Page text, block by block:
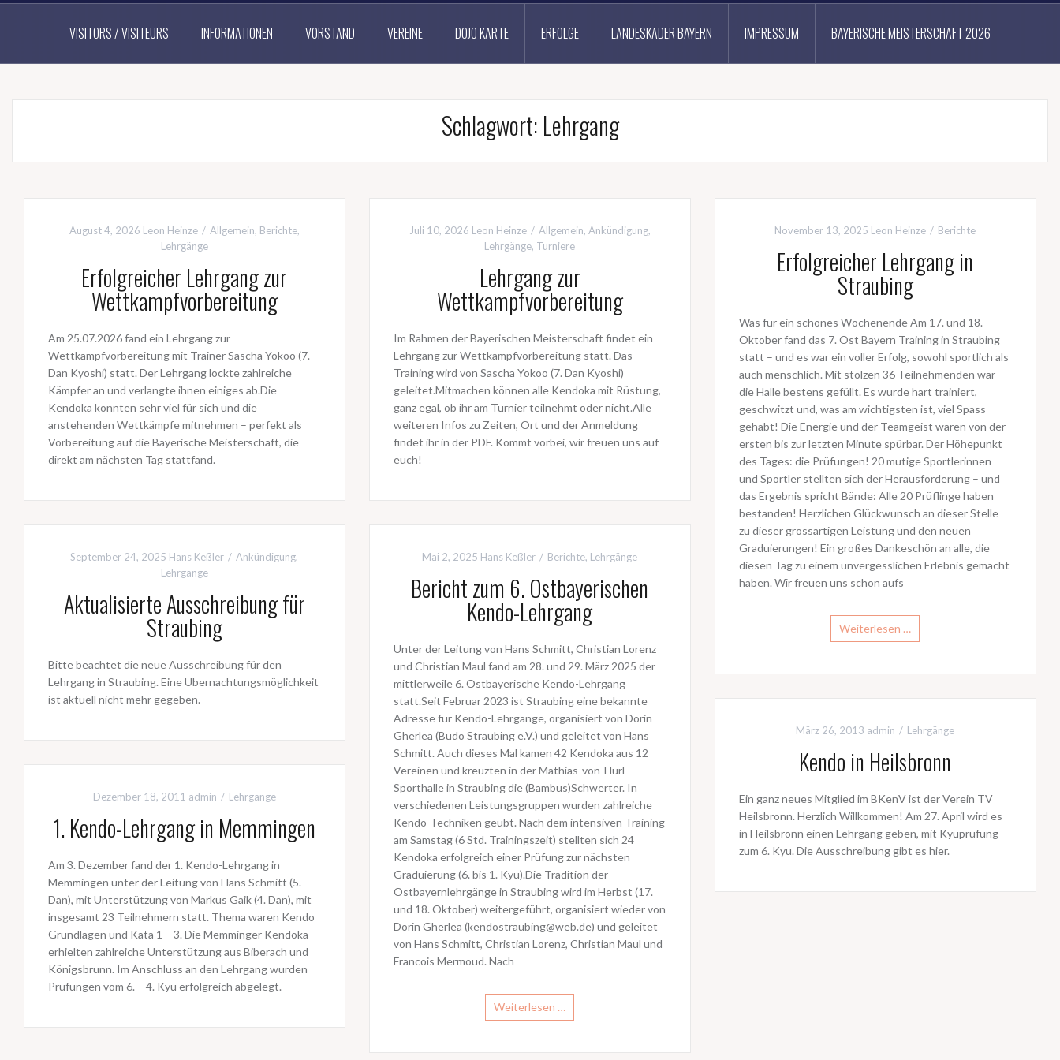
VISITORS / VISITEURS INFORMATIONEN VORSTAND VEREINE DOJO KARTE ERFOLGE LANDESKADER BAYERN IMPRESSUM BAYERISCHE MEISTERSCHAFT 2026
Schlagwort: Lehrgang
August 4, 2026 Leon Heinze Allgemein, Berichte,
Lehrgänge
Erfolgreicher Lehrgang zur
Wettkampfvorbereitung
Am 25.07.2026 fand ein Lehrgang zur
Wettkampfvorbereitung mit Trainer Sascha Yokoo (7.
Dan Kyoshi) statt. Der Lehrgang lockte zahlreiche
Kämpfer an und verlangte ihnen einiges ab.Die
Kendoka konnten sehr viel für sich und die
anstehenden Wettkämpfe mitnehmen – perfekt als
Vorbereitung auf die Bayerische Meisterschaft, die
direkt am nächsten Tag stattfand.
Juli 10, 2026 Leon Heinze Allgemein, Ankündigung,
Lehrgänge, Turniere
Lehrgang zur
Wettkampfvorbereitung
Im Rahmen der Bayerischen Meisterschaft findet ein
Lehrgang zur Wettkampfvorbereitung statt. Das
Training wird von Sascha Yokoo (7. Dan Kyoshi)
geleitet.Mitmachen können alle Kendoka mit Rüstung,
ganz egal, ob ihr am Turnier teilnehmt oder nicht.Alle
weiteren Infos zu Zeiten, Ort und der Anmeldung
findet ihr in der PDF. Kommt vorbei, wir freuen uns auf
euch!
November 13, 2025 Leon Heinze Berichte
Erfolgreicher Lehrgang in
Straubing
Was für ein schönes Wochenende Am 17. und 18.
Oktober fand das 7. Ost Bayern Training in Straubing
statt – und es war ein voller Erfolg, sowohl sportlich als
auch menschlich. ​Mit stolzen 36 Teilnehmenden war
die Halle bestens gefüllt. Es wurde hart trainiert,
geschwitzt und, was am wichtigsten ist, viel Spass
gehabt! Die Energie und der Teamgeist waren von der
ersten bis zur letzten Minute spürbar. ​Der Höhepunkt
des Tages: die Prüfungen! 20 mutige Sportlerinnen
und Sportler stellten sich der Herausforderung – und
das Ergebnis spricht Bände: Alle 20 Prüflinge haben
bestanden! Herzlichen Glückwunsch an dieser Stelle
zu dieser grossartigen Leistung und den neuen
Graduierungen! ​Ein großes Dankeschön an alle, die
diesen Tag zu einem unvergesslichen Erlebnis gemacht
haben. Wir freuen uns schon aufs
Weiterlesen …
September 24, 2025 Hans Keßler Ankündigung,
Lehrgänge
Aktualisierte Ausschreibung für
Straubing
Bitte beachtet die neue Ausschreibung für den
Lehrgang in Straubing. Eine Übernachtungsmöglichkeit
ist aktuell nicht mehr gegeben.
Mai 2, 2025 Hans Keßler Berichte, Lehrgänge
Bericht zum 6. Ostbayerischen
Kendo-Lehrgang
Unter der Leitung von Hans Schmitt, Christian Lorenz
und Christian Maul fand am 28. und 29. März 2025 der
mittlerweile 6. Ostbayerische Kendo-Lehrgang
statt.Seit Februar 2023 ist Straubing eine bekannte
Adresse für Kendo-Lehrgänge, organisiert von Dorin
Gherlea (Budo Straubing e.V.) und geleitet von Hans
Schmitt. Auch dieses Mal kamen 42 Kendoka aus 12
Vereinen und kreuzten in der Mathias-von-Flurl-
Sporthalle in Straubing die (Bambus)Schwerter. In
verschiedenen Leistungsgruppen wurden zahlreiche
Kendo-Techniken geübt. Nach dem intensiven Training
am Samstag (6 Std. Trainingszeit) stellten sich 24
Kendoka erfolgreich einer Prüfung zur nächsten
Graduierung (6. bis 1. Kyu).Die Tradition der
Ostbayernlehrgänge in Straubing wird im Herbst (17.
und 18. Oktober) weitergeführt, organisiert wieder von
Dorin Gherlea (kendostraubing@web.de) und geleitet
von Hans Schmitt, Christian Lorenz, Christian Maul und
Francois Mermoud. Nach
Weiterlesen …
März 26, 2013 admin Lehrgänge
Kendo in Heilsbronn
Ein ganz neues Mitglied im BKenV ist der Verein TV
Heilsbronn. Herzlich Willkommen! Am 27. April wird es
in Heilsbronn einen Lehrgang geben, mit Kyuprüfung
zum 6. Kyu. Die Ausschreibung gibt es hier.
Dezember 18, 2011 admin Lehrgänge
1. Kendo-Lehrgang in Memmingen
Am 3. Dezember fand der 1. Kendo-Lehrgang in
Memmingen unter der Leitung von Hans Schmitt (5.
Dan), mit Unterstützung von Markus Gaik (4. Dan), mit
insgesamt 23 Teilnehmern statt. Thema waren Kendo
Grundlagen und Kata 1 – 3. Die Memminger Kendoka
erhielten zahlreiche Unterstützung aus Biberach und
Königsbrunn. Im Anschluss an den Lehrgang wurden
Prüfungen vom 6. – 4. Kyu erfolgreich abgelegt.